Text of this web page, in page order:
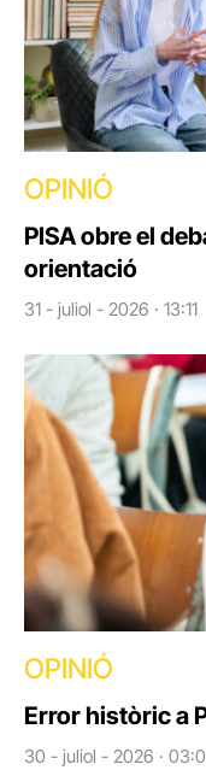
OPINIÓ
PISA obre el
orientació
31 - juliol - 2026 · 13:11
OPINIÓ
Error històric a
30 - juliol - 2026 ·